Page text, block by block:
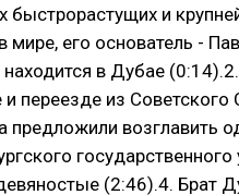
быстрорастущих и
его основатель -
в Дубае
и переезде из
возглавить
государственного
(2:46).4. Брат